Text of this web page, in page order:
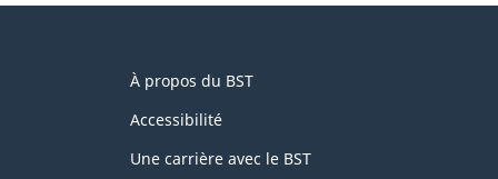
this
site
À propos du BST
Accessibilité
Une carrière avec le BST